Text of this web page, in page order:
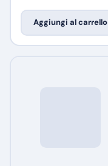
Aggiungi al carrello